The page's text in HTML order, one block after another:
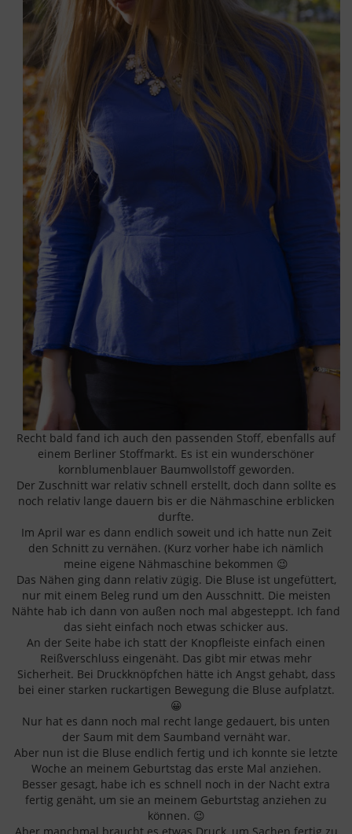
Recht bald fand ich auch den passenden Stoff, ebenfalls auf
einem Berliner Stoffmarkt. Es ist ein wunderschöner
kornblumenblauer Baumwollstoff geworden.
Der Zuschnitt war relativ schnell erstellt, doch dann sollte es
noch relativ lange dauern bis er die Nähmaschine erblicken
durfte.
Im April war es dann endlich soweit und ich hatte nun Zeit
den Schnitt zu vernähen. (Kurz vorher habe ich nämlich
meine eigene Nähmaschine bekommen 😉
Das Nähen ging dann relativ zügig. Die Bluse ist ungefüttert,
nur mit einem Beleg rund um den Ausschnitt. Die meisten
Nähte hab ich dann von außen noch mal abgesteppt. Ich fand
das sieht einfach noch etwas schicker aus.
An der Seite habe ich statt der Knopfleiste einfach einen
Reißverschluss eingenäht. Das gibt mir etwas mehr
Sicherheit. Bei Druckknöpfchen hätte ich Angst gehabt, dass
bei einer starken ruckartigen Bewegung die Bluse aufplatzt.
😀
Nur hat es dann noch mal recht lange gedauert, bis unten
der Saum mit dem Saumband vernäht war.
Aber nun ist die Bluse endlich fertig und ich konnte sie letzte
Woche an meinem Geburtstag das erste Mal anziehen.
Besser gesagt, habe ich es schnell noch in der Nacht extra
fertig genäht, um sie an meinem Geburtstag anziehen zu
können. 😉